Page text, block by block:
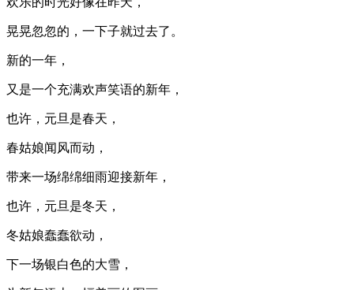
晃晃忽忽的，一下子就过去了。
新的一年，
又是一个充满欢声笑语的新年，
也许，元旦是春天，
春姑娘闻风而动，
带来一场绵绵细雨迎接新年，
也许，元旦是冬天，
冬姑娘蠢蠢欲动，
下一场银白色的大雪，